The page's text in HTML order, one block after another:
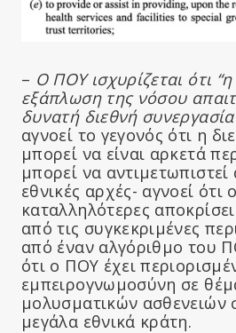
– Ο ΠΟΥ ισχυρίζεται ότι
εξάπλωση της νόσου
δυνατή διεθνή
αγνοεί το γεγονός ότι η
μπορεί να είναι αρκετά
μπορεί να αντιμετωπιστεί
εθνικές αρχές- αγνοεί ότι
καταλληλότερες
από τις συγκεκριμένες
από έναν αλγόριθμο του
ότι ο ΠΟΥ έχει
εμπειρογνωμοσύνη σε
μολυσματικών ασθενειών
μεγάλα εθνικά κράτη.